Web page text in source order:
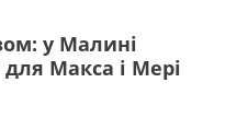
у Малині
Макса і Мері